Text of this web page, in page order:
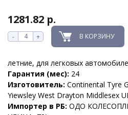
1281.82 р.
- + В КОРЗИНУ
летние, для легковых
Гарантия (мес): 24
Изготовитель: Continental Tyre
Yiewsley West Drayton Middlesex
Импортер в РБ: ОДО